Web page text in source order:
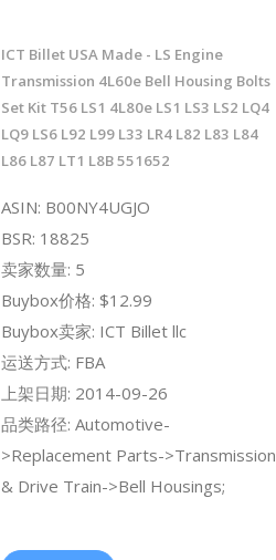
ICT Billet USA Made - LS Engine
Transmission 4L60e Bell Housing Bolts
Set Kit T56 LS1 4L80e LS1 LS3 LS2 LQ4
LQ9 LS6 L92 L99 L33 LR4 L82 L83 L84
L86 L87 LT1 L8B 551652
ASIN: B00NY4UGJO
BSR: 18825
卖家数量: 5
Buybox价格: $12.99
Buybox卖家: ICT Billet llc
运送方式: FBA
上架日期: 2014-09-26
品类路径: Automotive-
>Replacement Parts->Transmission
& Drive Train->Bell Housings;